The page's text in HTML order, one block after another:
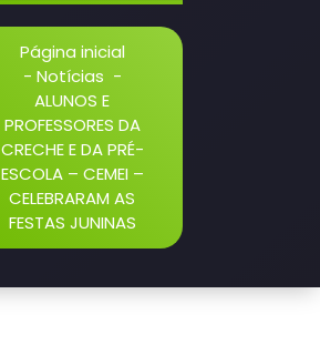
Página inicial
- Notícias -
ALUNOS E
PROFESSORES DA
CRECHE E DA PRÉ-
ESCOLA – CEMEI –
CELEBRARAM AS
FESTAS JUNINAS